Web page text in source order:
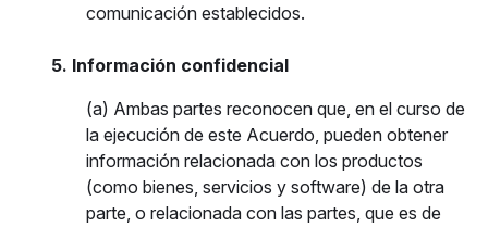
comunicación establecidos.
5. Información confidencial
(a) Ambas partes reconocen que, en el curso de
la ejecución de este Acuerdo, pueden obtener
información relacionada con los productos
(como bienes, servicios y software) de la otra
parte, o relacionada con las partes, que es de